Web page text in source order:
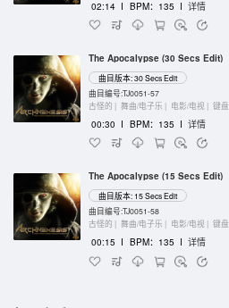
02:14 I BPM：135 I 详情
The Apocalypse (30 Secs Edit)
曲目版本: 30 Secs Edit
曲目编号:TJ0051-57
古怪的 | 舞曲/电子乐 | 电影/电视 | 键盘乐器
00:30 I BPM：135 I 详情
The Apocalypse (15 Secs Edit)
曲目版本: 15 Secs Edit
曲目编号:TJ0051-58
古怪的 | 舞曲/电子乐 | 电影/电视 | 键盘乐器
00:15 I BPM：135 I 详情